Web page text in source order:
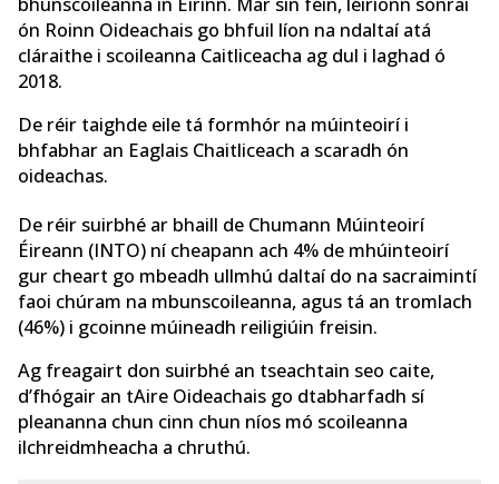
ón Roinn Oideachais go bhfuil líon na ndaltaí atá
cláraithe i scoileanna Caitliceacha ag dul i laghad ó
2018.
De réir ​​taighde eile tá formhór na múinteoirí i
bhfabhar an Eaglais Chaitliceach a scaradh ón
oideachas.
De réir ​​suirbhé ar bhaill de Chumann Múinteoirí
Éireann (INTO) ní cheapann ach 4% de mhúinteoirí
gur cheart go mbeadh ullmhú daltaí do na sacraimintí
faoi chúram na mbunscoileanna, agus tá an tromlach
(46%) i gcoinne múineadh reiligiúin freisin.
Ag freagairt don suirbhé an tseachtain seo caite,
d’fhógair an tAire Oideachais go dtabharfadh sí
pleananna chun cinn chun níos mó scoileanna
ilchreidmheacha a chruthú.